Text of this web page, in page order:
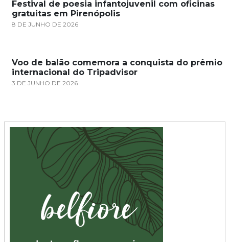
Festival de poesia infantojuvenil com oficinas
gratuitas em Pirenópolis
8 DE JUNHO DE 2026
Voo de balão comemora a conquista do prêmio
internacional do Tripadvisor
3 DE JUNHO DE 2026